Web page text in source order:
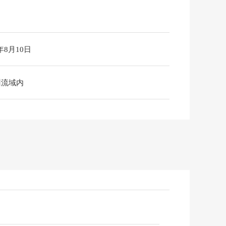
8月10日
域内